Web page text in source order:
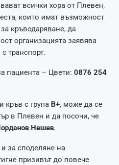
всички хора от Плевен,
които имат възможност
кръводаряване, да
организацията заявява
транспорт.
пациента – Цвети: 0876 254
кръв с група B+, може да се
в Плевен и да посочи, че
Нешев.
за споделяне на
призивът до повече